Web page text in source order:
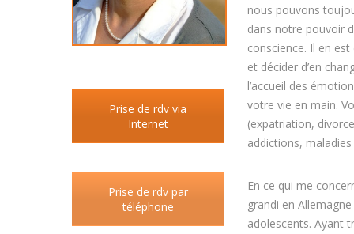
Prise de rdv via
Internet
Prise de rdv par
téléphone
nous pouvons
dans notre pouvoir
conscience. Il en
et décider d’en
l’accueil des
votre vie en main.
(expatriation,
addictions,
En ce qui me
grandi en
adolescents. Ayant